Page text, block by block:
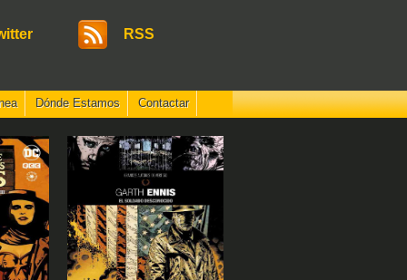
RSS
Dónde Estamos Contactar